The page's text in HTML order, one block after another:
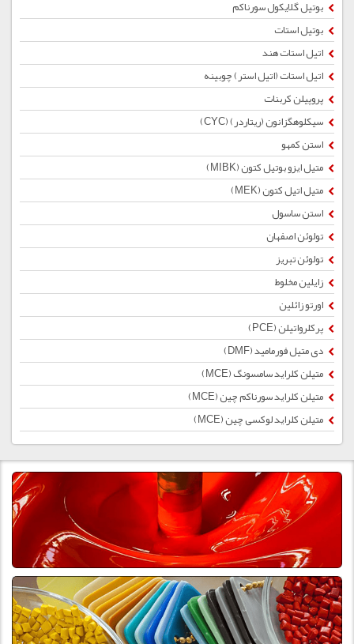
بوتیل گلایکول سورناکم
بوتیل استات
اتیل استات هند
اتیل استات (اتیل استر) چوبینه
پروپیلن کربنات
سیکلوهگزانون (ریتاردر) (CYC)
استن کمهو
متیل ایزو بوتیل کتون (MIBK)
متیل اتیل کتون (MEK)
استن ساسول
تولوئن اصفهان
تولوئن تبریز
زایلین مخلوط
اورتو زائلین
پرکلرواتیلن (PCE)
دی متیل فورمامید (DMF)
متیلن کلراید سامسونگ (MCE)
متیلن کلراید سورناکم چین (MCE)
متیلن کلراید لوکسی چین (MCE)